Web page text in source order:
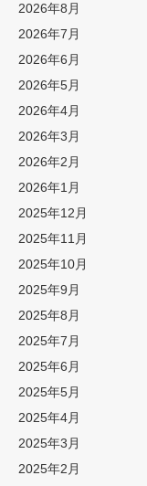
2026年8月
2026年7月
2026年6月
2026年5月
2026年4月
2026年3月
2026年2月
2026年1月
2025年12月
2025年11月
2025年10月
2025年9月
2025年8月
2025年7月
2025年6月
2025年5月
2025年4月
2025年3月
2025年2月